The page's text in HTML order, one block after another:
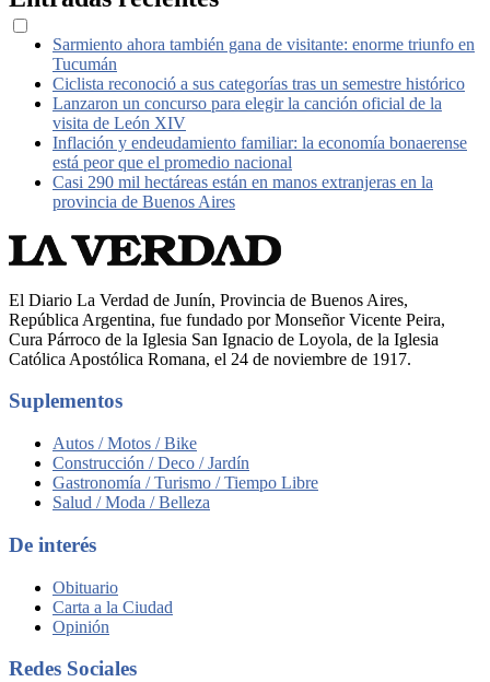
Sarmiento ahora también gana de visitante: enorme triunfo en
Tucumán
Ciclista reconoció a sus categorías tras un semestre histórico
Lanzaron un concurso para elegir la canción oficial de la
visita de León XIV
Inflación y endeudamiento familiar: la economía bonaerense
está peor que el promedio nacional
Casi 290 mil hectáreas están en manos extranjeras en la
provincia de Buenos Aires
El Diario La Verdad de Junín, Provincia de Buenos Aires,
República Argentina, fue fundado por Monseñor Vicente Peira,
Cura Párroco de la Iglesia San Ignacio de Loyola, de la Iglesia
Católica Apostólica Romana, el 24 de noviembre de 1917.
Suplementos
Autos / Motos / Bike
Construcción / Deco / Jardín
Gastronomía / Turismo / Tiempo Libre
Salud / Moda / Belleza
De interés
Obituario
Carta a la Ciudad
Opinión
Redes Sociales